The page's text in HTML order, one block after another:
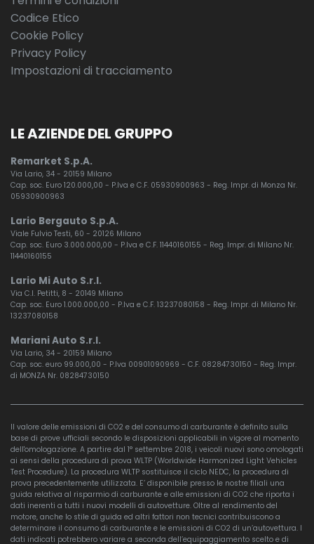
Codice Etico
Cookie Policy
Privacy Policy
Impostazioni di tracciamento
LE AZIENDE DEL GRUPPO
Remarket S.p.A.
Via Lario, 34 - 20159 Milano
Cap. soc. Euro 120.000,00 - P.Iva e C.F. 05930900963 - Reg. Impr. di Monza Nr.
05930900963
Lario Bergauto S.p.A.
Viale Fulvio Testi, 60 - 20126 Milano
Cap. soc. Euro 3.000.000,00 - P.Iva e C.F. 11440160155 - Reg. Impr. di Milano Nr.
11440160155
Lario Mi Auto S.r.l.
Via C.I. Petitti, 8 - 20149 Milano
Cap. soc. Euro 1.000.000,00 - P.Iva e C.F. 13237080158 - Reg. Impr. di Milano Nr.
13237080158
Mariani Auto S.r.l.
Via Lario, 34 - 20159 Milano
Cap. soc. euro 99.000,00 - P.Iva 00901090969 - C.F. 08284730150 - Reg. Impr.
di MONZA Nr. 08284730150
Il valore delle emissioni di CO2 e del consumo di carburante è definito sulla
base di prove ufficiali secondo le disposizioni applicabili in vigore al momento
dell'omologazione. A partire dal 1° settembre 2018, i veicoli nuovi sono omologati
ai sensi della procedura di prova WLTP (Worldwide Harmonized Light Vehicles
Test Procedure). La procedura WLTP sostituisce il ciclo NEDC, la procedura di
prova precedentemente utilizzata. E’ disponibile presso le nostre filiali una
guida relativa al risparmio di carburante e alle emissioni di CO2 che riporta i
dati inerenti a tutti i nuovi modelli di autovetture. Oltre al rendimento del
motore, anche lo stile di guida ed altri fattori non tecnici contribuiscono a
determinare il consumo di carburante e le emissioni di CO2 di un’autovettura. I
dati indicati potrebbero variare a seconda dell’equipaggiamento scelto e di